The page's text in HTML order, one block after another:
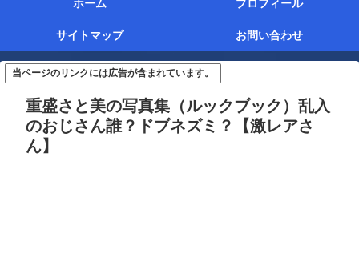
ホーム プロフィール
サイトマップ お問い合わせ
当ページのリンクには広告が含まれています。
重盛さと美の写真集（ルックブック）乱入
のおじさん誰？ドブネズミ？【激レアさ
ん】